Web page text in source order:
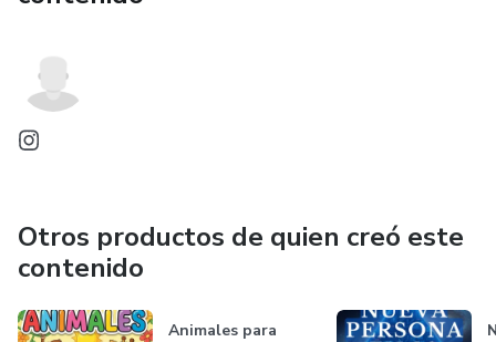
Otros productos de quien creó este
contenido
Animales para